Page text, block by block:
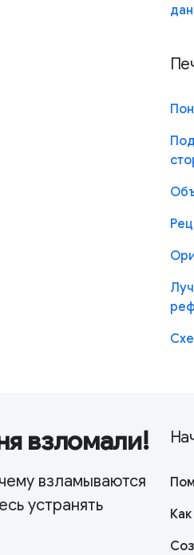
взломали!
взламываются
устранять